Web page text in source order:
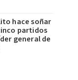
hace soñar
partidos
general de